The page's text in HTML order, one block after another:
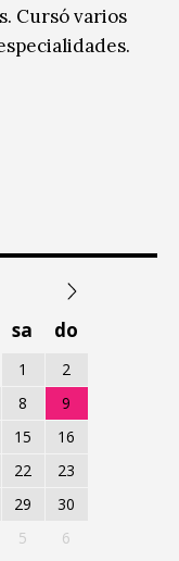
Cursó varios
sa do
1
2
8
9
15
16
22
23
29
30
5 6